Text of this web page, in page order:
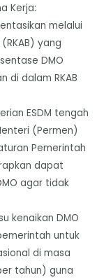
Kerja:
melalui
yang
DMO
di dalam RKAB
ESDM tengah
(Permen)
Pemerintah
dapat
agar tidak
kenaikan DMO
untuk
di masa
tahun) guna